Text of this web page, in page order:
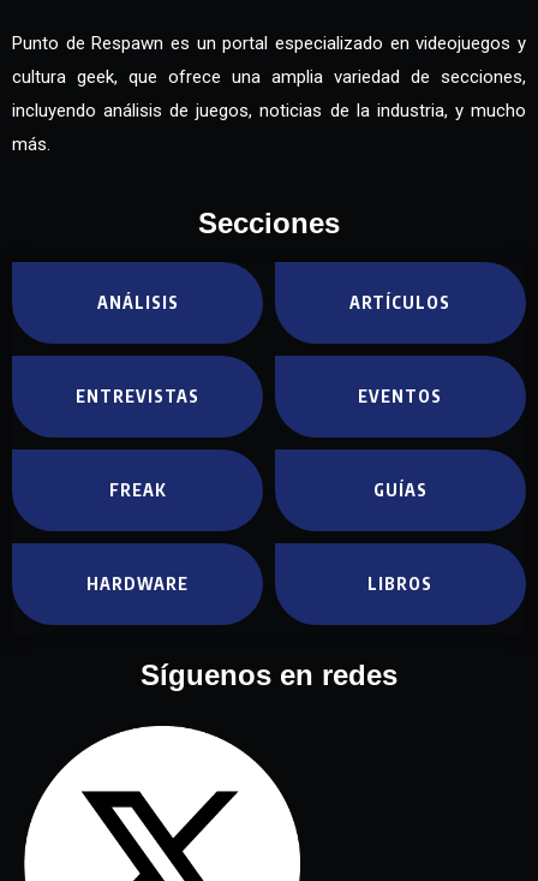
Punto de Respawn es un portal especializado en videojuegos y
cultura geek, que ofrece una amplia variedad de secciones,
incluyendo análisis de juegos, noticias de la industria, y mucho
más.
Secciones
ANÁLISIS ARTÍCULOS
ENTREVISTAS EVENTOS
FREAK GUÍAS
HARDWARE LIBROS
Síguenos en redes